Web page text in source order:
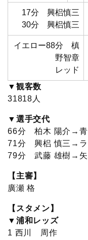
o
k
r
17分 興梠慎三
30分 興梠慎三
イエロー88分 槙
野智章
レッド
▼観客数
31818人
▼選手交代
66分 柏木 陽介→青
71分 興梠 慎三→ラ
79分 武藤 雄樹→矢
【主審】
廣瀬 格
【スタメン】
▼浦和レッズ
1 西川 周作